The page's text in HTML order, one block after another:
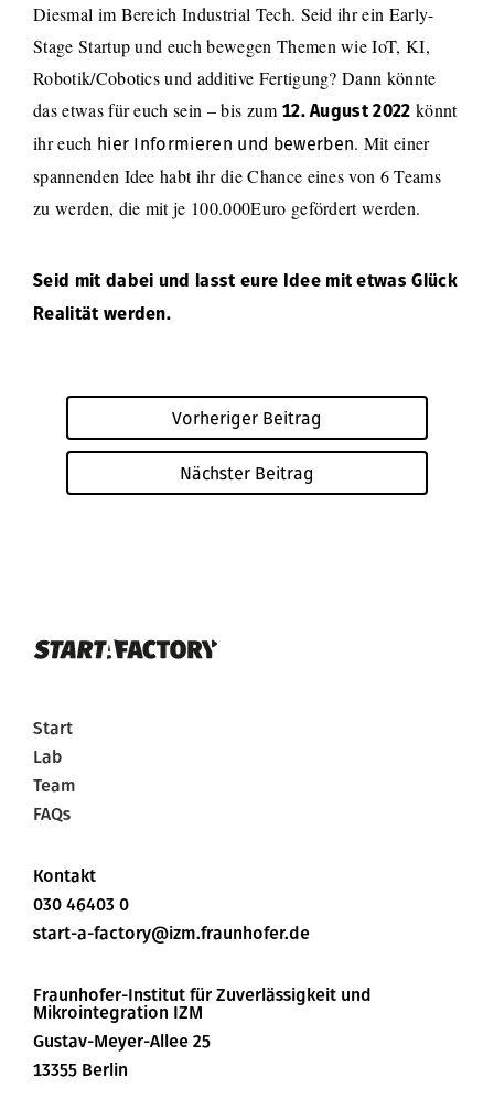
Diesmal im Bereich Industrial Tech. Seid ihr ein Early-
Stage Startup und euch bewegen Themen wie IoT, KI,
Robotik/Cobotics und additive Fertigung? Dann könnte
das etwas für euch sein – bis zum 12. August 2022 könnt
ihr euch hier Informieren und bewerben. Mit einer
spannenden Idee habt ihr die Chance eines von 6 Teams
zu werden, die mit je 100.000Euro gefördert werden.
Seid mit dabei und lasst eure Idee mit etwas Glück
Realität werden.
Vorheriger Beitrag
Nächster Beitrag
Start
Lab
Team
FAQs
Kontakt
030 46403 0
start-a-factory@izm.fraunhofer.de
Fraunhofer-Institut für Zuverlässigkeit und
Mikrointegration IZM
Gustav-Meyer-Allee 25
13355 Berlin